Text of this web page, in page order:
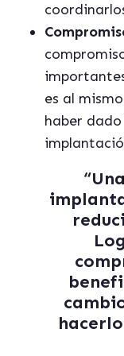
es al
haber